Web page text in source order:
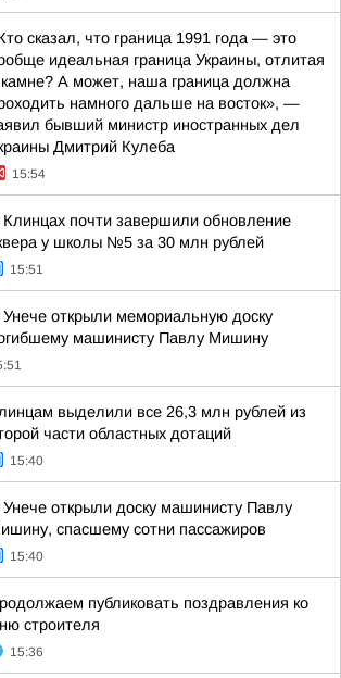
сказал, что граница 1991 года — это
идеальная граница Украины, отлитая
А может, наша граница должна
намного дальше на восток», —
бывший министр иностранных дел
Дмитрий Кулеба
15:54
почти завершили обновление
у школы №5 за 30 млн рублей
15:51
открыли мемориальную доску
машинисту Павлу Мишину
выделили все 26,3 млн рублей из
части областных дотаций
15:40
открыли доску машинисту Павлу
спасшему сотни пассажиров
15:40
публиковать поздравления ко
строителя
15:36